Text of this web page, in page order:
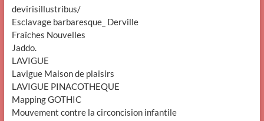
devirisillustribus/
Esclavage barbaresque_ Derville
Fraîches Nouvelles
Jaddo.
LAVIGUE
Lavigue Maison de plaisirs
LAVIGUE PINACOTHEQUE
Mapping GOTHIC
Mouvement contre la circoncision infantile